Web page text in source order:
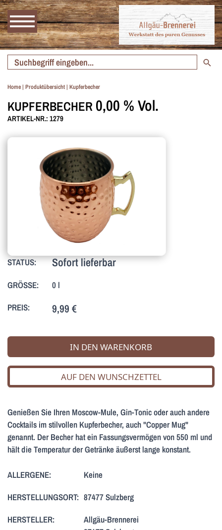
Home| Produktübersicht| Kupferbecher
KUPFERBECHER 0,00 % Vol.
ARTIKEL-NR.: 1279
STATUS: Sofort lieferbar
GRÖSSE:
0 l
PREIS:
9,99 €
IN DEN WARENKORB
AUF DEN WUNSCHZETTEL
Genießen Sie Ihren Moscow-Mule, Gin-Tonic oder auch andere
Cocktails im stilvollen Kupferbecher, auch "Copper Mug"
genannt. Der Becher hat ein Fassungsvermögen von 550 ml und
hält die Temperatur der Getränke äußerst lange konstant.
ALLERGENE:
Keine
HERSTELLUNGSORT: 87477 Sulzberg
HERSTELLER:
Allgäu-Brennerei